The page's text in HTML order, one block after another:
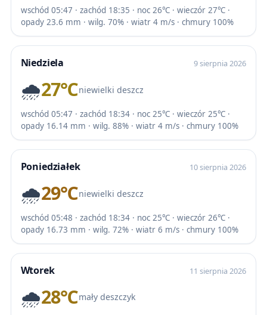
wschód 05:47 · zachód 18:35 · noc 26℃ · wieczór 27℃ ·
opady 23.6 mm · wilg. 70% · wiatr 4 m/s · chmury 100%
Niedziela 9 sierpnia 2026
🌧️27℃niewielki deszcz
wschód 05:47 · zachód 18:34 · noc 25℃ · wieczór 25℃ ·
opady 16.14 mm · wilg. 88% · wiatr 4 m/s · chmury 100%
Poniedziałek 10 sierpnia 2026
🌧️29℃niewielki deszcz
wschód 05:48 · zachód 18:34 · noc 25℃ · wieczór 26℃ ·
opady 16.73 mm · wilg. 72% · wiatr 6 m/s · chmury 100%
Wtorek 11 sierpnia 2026
🌧️28℃mały deszczyk